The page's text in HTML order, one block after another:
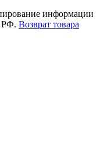
информации
РФ. Возврат товара